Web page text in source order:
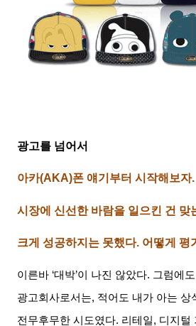
광고를 넘어서
아카(AKA)폰 얘기부터 시작해보자.
시장에 신선한 바람을 일으킨 건 맞
크게 성공하지는 못했다. 어떻게 평
이른바 ‘대박’이 나진 않았다. 그럼에
광고회사로서는, 적어도 내가 아는 상
전무후무한 시도였다. 리테일, 디지털